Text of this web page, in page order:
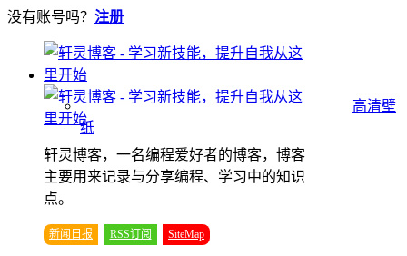
高清壁
纸
没有账号吗？ 注册
轩灵博客，一名编程爱好者的博客，博客
主要用来记录与分享编程、学习中的知识
点。
新闻日报 RSS订阅 SiteMap